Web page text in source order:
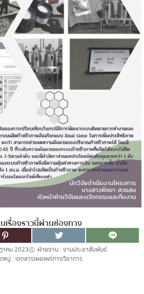
เรื่องราวนี้ผ่านช่องทาง
าคม 2023 ฝ่ายงาน : งานประชาสัมพันธ์
หมู่ : เอกสารเผยแพร่ทางวิชาการ